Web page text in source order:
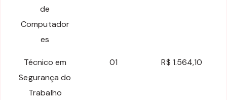
de
Computador
es
Técnico em
Segurança do
Trabalho
01 R$ 1.564,10